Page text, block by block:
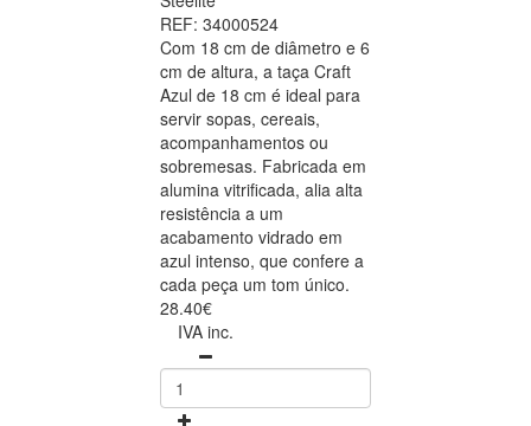
REF: 34000524
Com 18 cm de diâmetro e 6
cm de altura, a taça Craft
Azul de 18 cm é ideal para
servir sopas, cereais,
acompanhamentos ou
sobremesas. Fabricada em
alumina vitrificada, alia alta
resistência a um
acabamento vidrado em
azul intenso, que confere a
cada peça um tom único.
28.40€
IVA inc.